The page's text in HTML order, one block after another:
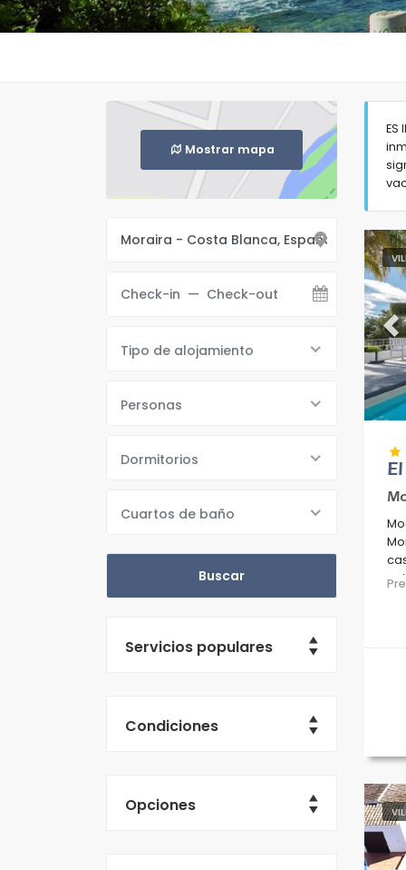
Mostrar mapa
Tipo de alojamiento
Personas
Dormitorios
Cuartos de baño
Servicios populares
Condiciones
Opciones
ES